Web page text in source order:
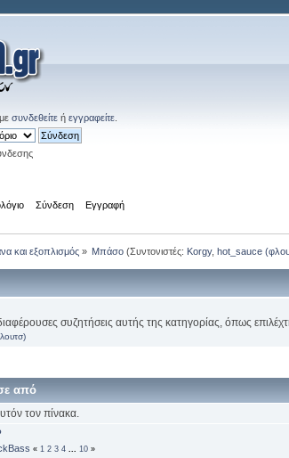
συνδεθείτε ή εγγραφείτε
Σύνδεση Εγγραφή
και εξοπλισμός» Μπάσο(Συντονιστές: Korgy, hot_sauce
συζητήσεις αυτής της κατηγορίας, όπως
από
τον πίνακα.
« 1 2 3 4 ... 10 »